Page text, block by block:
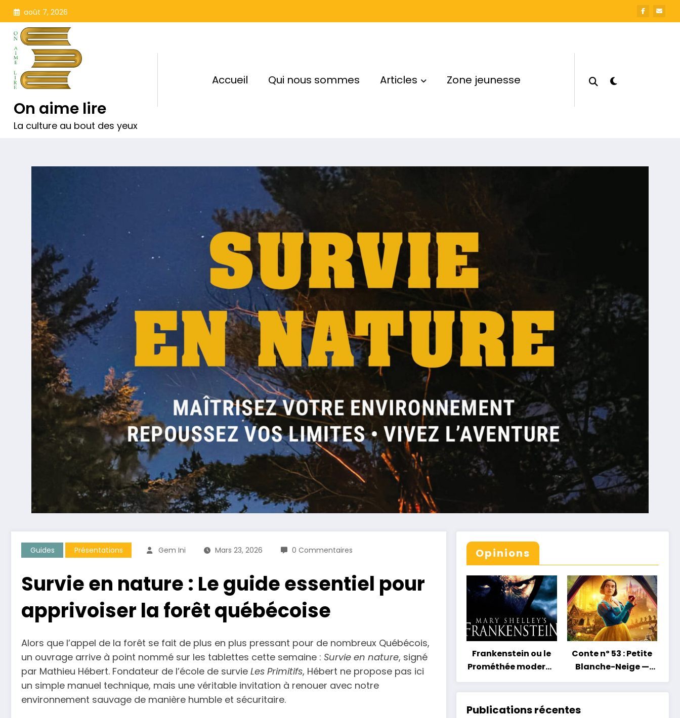
Aller
contenu
août 7, 2026
On aime lire
La culture au bout des yeux
Accueil Qui nous sommes Articles Zone jeunesse
Guides Présentations Gem Ini Mars 23, 2026 0 Commentaires
Survie en nature : Le guide essentiel pour
apprivoiser la forêt québécoise
Alors que l’appel de la forêt se fait de plus en plus pressant pour de nombreux Québécois,
un ouvrage arrive à point nommé sur les tablettes cette semaine : Survie en nature, signé
par Mathieu Hébert. Fondateur de l’école de survie Les Primitifs, Hébert ne propose pas ici
un simple manuel technique, mais une véritable invitation à renouer avec notre
environnement sauvage de manière humble et sécuritaire.
Opinions
Frankenstein ou le
Prométhée moderne
— La grossesse au
masculin ou le
paradis perdu
Conte nº 53 : Petite
Blanche-Neige —
Petit conte, grand
héritage
Publications récentes